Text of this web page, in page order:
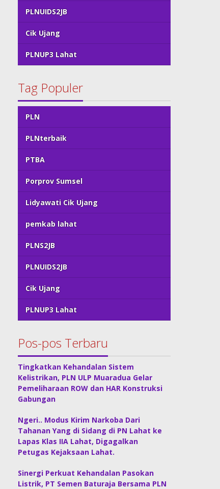
PLNUIDS2JB
Cik Ujang
PLNUP3 Lahat
Tag Populer
PLN
PLNterbaik
PTBA
Porprov Sumsel
Lidyawati Cik Ujang
pemkab lahat
PLNS2JB
PLNUIDS2JB
Cik Ujang
PLNUP3 Lahat
Pos-pos Terbaru
Tingkatkan Kehandalan Sistem
Kelistrikan, PLN ULP Muaradua Gelar
Pemeliharaan ROW dan HAR Konstruksi
Gabungan
Ngeri.. Modus Kirim Narkoba Dari
Tahanan Yang di Sidang di PN Lahat ke
Lapas Klas IIA Lahat, Digagalkan
Petugas Kejaksaan Lahat.
Sinergi Perkuat Kehandalan Pasokan
Listrik, PT Semen Baturaja Bersama PLN